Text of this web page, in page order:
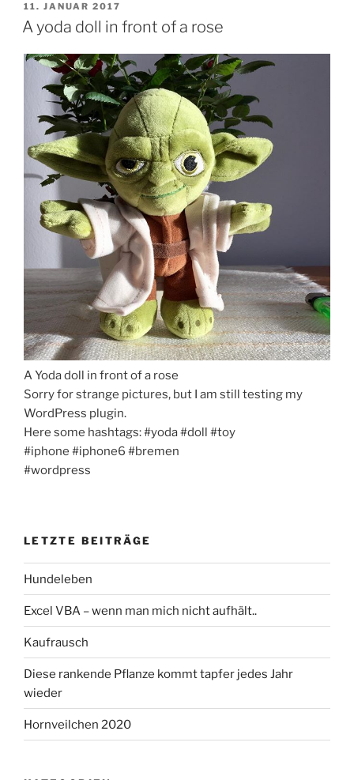
VERÖFFENTLICHT
AM
11. JANUAR 2017
A yoda doll in front of a rose
A Yoda doll in front of a rose
Sorry for strange pictures, but I am still testing my
WordPress plugin.
Here some hashtags: #yoda #doll #toy
#iphone #iphone6 #bremen
#wordpress
LETZTE BEITRÄGE
Hundeleben
Excel VBA – wenn man mich nicht aufhält..
Kaufrausch
Diese rankende Pflanze kommt tapfer jedes Jahr
wieder
Hornveilchen 2020